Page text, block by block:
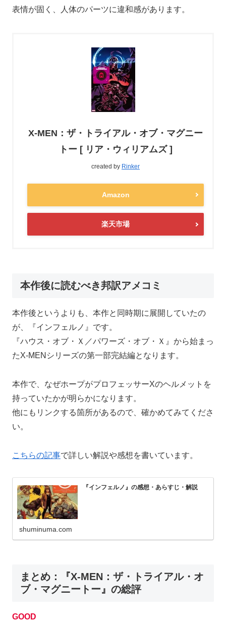
表情が固く、人体のパーツに違和感があります。
X-MEN：ザ・トライアル・オブ・マグニー
トー [ リア・ウィリアムズ ]
created by Rinker
Amazon
楽天市場
本作後に読むべき邦訳アメコミ
本作後というよりも、本作と同時期に展開していたの
が、『インフェルノ』です。
『ハウス・オブ・Ｘ／パワーズ・オブ・Ｘ』から始まっ
たX-MENシリーズの第一部完結編となります。
本作で、なぜホープがプロフェッサーXのヘルメットを
持っていたかが明らかになります。
他にもリンクする箇所があるので、確かめてみてくださ
い。
こちらの記事で詳しい解説や感想を書いています。
『インフェルノ』の感想・あらすじ・解説
shuminuma.com
まとめ：『X-MEN：ザ・トライアル・オ
ブ・マグニートー』の総評
GOOD